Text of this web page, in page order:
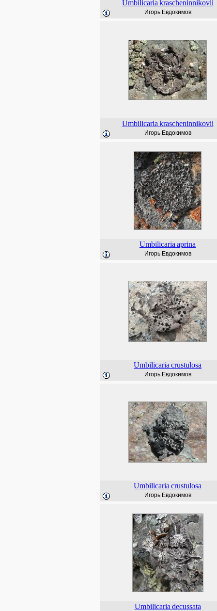
Umbilicaria krascheninnikovii
Игорь Евдокимов
Umbilicaria krascheninnikovii
Игорь Евдокимов
Umbilicaria aprina
Игорь Евдокимов
Umbilicaria crustulosa
Игорь Евдокимов
Umbilicaria crustulosa
Игорь Евдокимов
Umbilicaria decussata